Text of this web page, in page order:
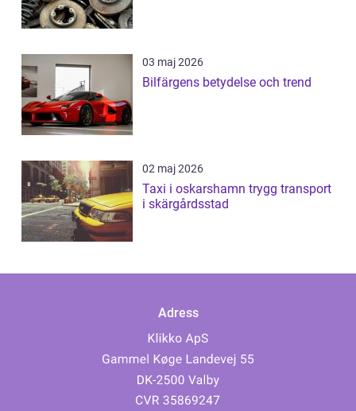
03 maj 2026
Bilfärgens betydelse och trend
02 maj 2026
Taxi i oskarshamn trygg transport
i skärgårdsstad
Adress